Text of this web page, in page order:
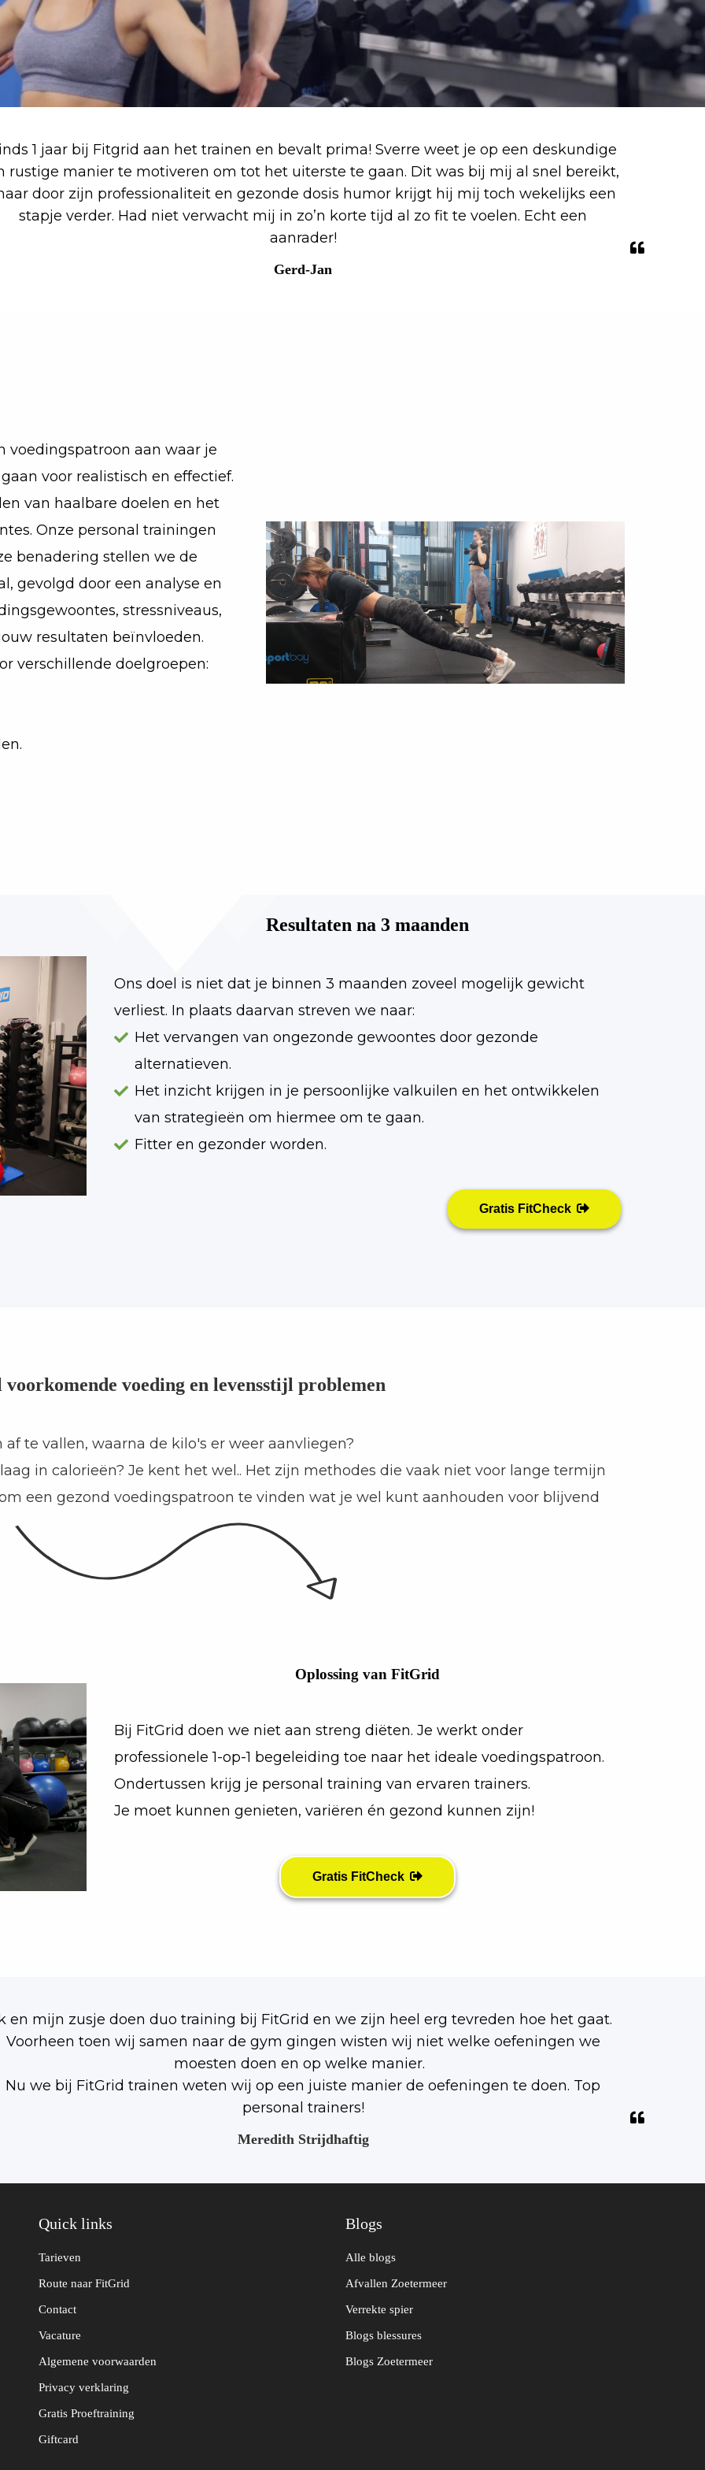
1 jaar bij Fitgrid aan het trainen en bevalt prima! Sverre weet je op een deskundige
rustige manier te motiveren om tot het uiterste te gaan. Dit was bij mij al snel bereikt,
door zijn professionaliteit en gezonde dosis humor krijgt hij mij toch wekelijks een
stapje verder. Had niet verwacht mij in zo’n korte tijd al zo fit te voelen. Echt een
aanrader!
Gerd-Jan
voedingspatroon aan waar je
voor realistisch en effectief.
van haalbare doelen en het
Onze personal trainingen
benadering stellen we de
gevolgd door een analyse en
stressniveaus,
resultaten beïnvloeden.
verschillende doelgroepen:
Resultaten na 3 maanden
Ons doel is niet dat je binnen 3 maanden zoveel mogelijk gewicht
verliest. In plaats daarvan streven we naar:
Het vervangen van ongezonde gewoontes door gezonde
alternatieven.
Het inzicht krijgen in je persoonlijke valkuilen en het ontwikkelen
van strategieën om hiermee om te gaan.
Fitter en gezonder worden.
Gratis FitCheck
voorkomende voeding en levensstijl problemen
te vallen, waarna de kilo's er weer aanvliegen?
in calorieën? Je kent het wel.. Het zijn methodes die vaak niet voor lange termijn
een gezond voedingspatroon te vinden wat je wel kunt aanhouden voor blijvend
Oplossing van FitGrid
Bij FitGrid doen we niet aan streng diëten. Je werkt onder
professionele 1-op-1 begeleiding toe naar het ideale voedingspatroon.
Ondertussen krijg je personal training van ervaren trainers.
Je moet kunnen genieten, variëren én gezond kunnen zijn!
Gratis FitCheck
en mijn zusje doen duo training bij FitGrid en we zijn heel erg tevreden hoe het gaat.
Voorheen toen wij samen naar de gym gingen wisten wij niet welke oefeningen we
moesten doen en op welke manier.
Nu we bij FitGrid trainen weten wij op een juiste manier de oefeningen te doen. Top
personal trainers!
Meredith Strijdhaftig
Quick links
Tarieven
Route naar FitGrid
Contact
Vacature
Algemene voorwaarden
Privacy verklaring
Gratis Proeftraining
Giftcard
Blogs
Alle blogs
Afvallen Zoetermeer
Verrekte spier
Blogs blessures
Blogs Zoetermeer